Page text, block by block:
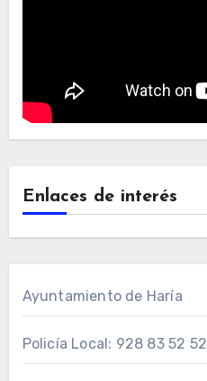
Enlaces de interés
Ayuntamiento de Haría
Policía Local: 928 83 52 52